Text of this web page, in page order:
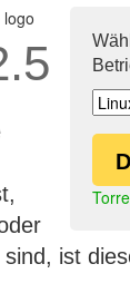
sind, ist